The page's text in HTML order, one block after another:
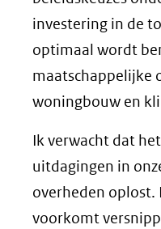
investering in de
optimaal wordt
maatschappelijke
woningbouw en
Ik verwacht dat
uitdagingen in
overheden oplost.
voorkomt